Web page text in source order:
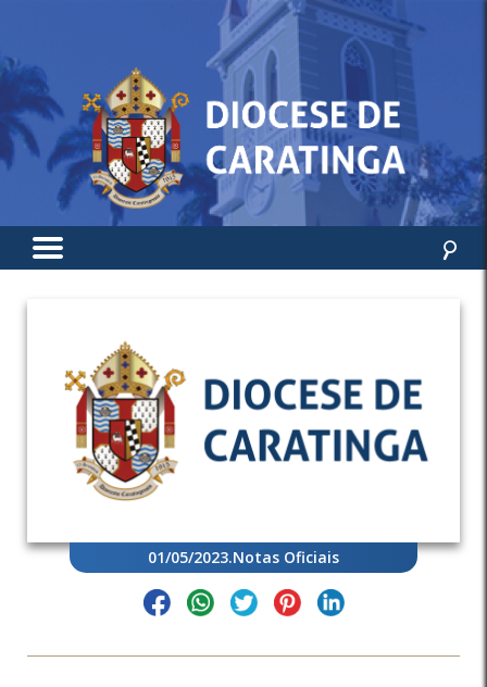
01/05/2023.Notas Oficiais